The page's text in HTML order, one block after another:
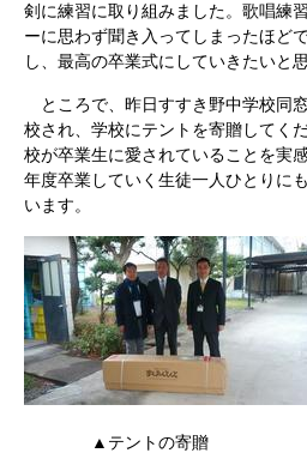
剣に練習に取り組みました。歌唱練
ーに思わず聞き入ってしまったほど
し、最高の卒業式にしていきたいと思
ところで、昨日すすき野中学校同
校され、学校にテントを寄贈してく
校が卒業生に愛されていることを実
年度卒業していく生徒一人ひとりに
います。
▲テントの寄贈